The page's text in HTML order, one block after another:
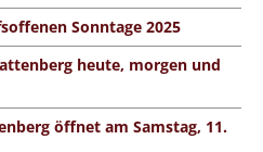
Sonntage 2025
heute, morgen und
öffnet am Samstag, 11.